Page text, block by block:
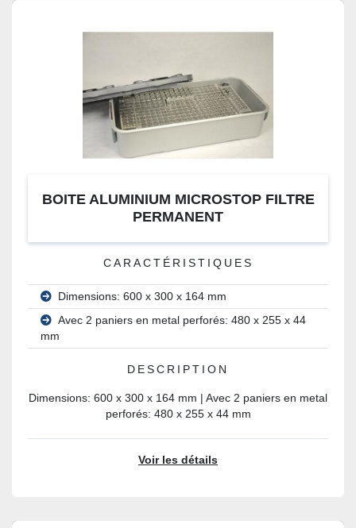
BOITE ALUMINIUM MICROSTOP FILTRE
PERMANENT
CARACTÉRISTIQUES
Dimensions: 600 x 300 x 164 mm
Avec 2 paniers en metal perforés: 480 x 255 x 44
mm
DESCRIPTION
Dimensions: 600 x 300 x 164 mm | Avec 2 paniers en metal
perforés: 480 x 255 x 44 mm
Voir les détails